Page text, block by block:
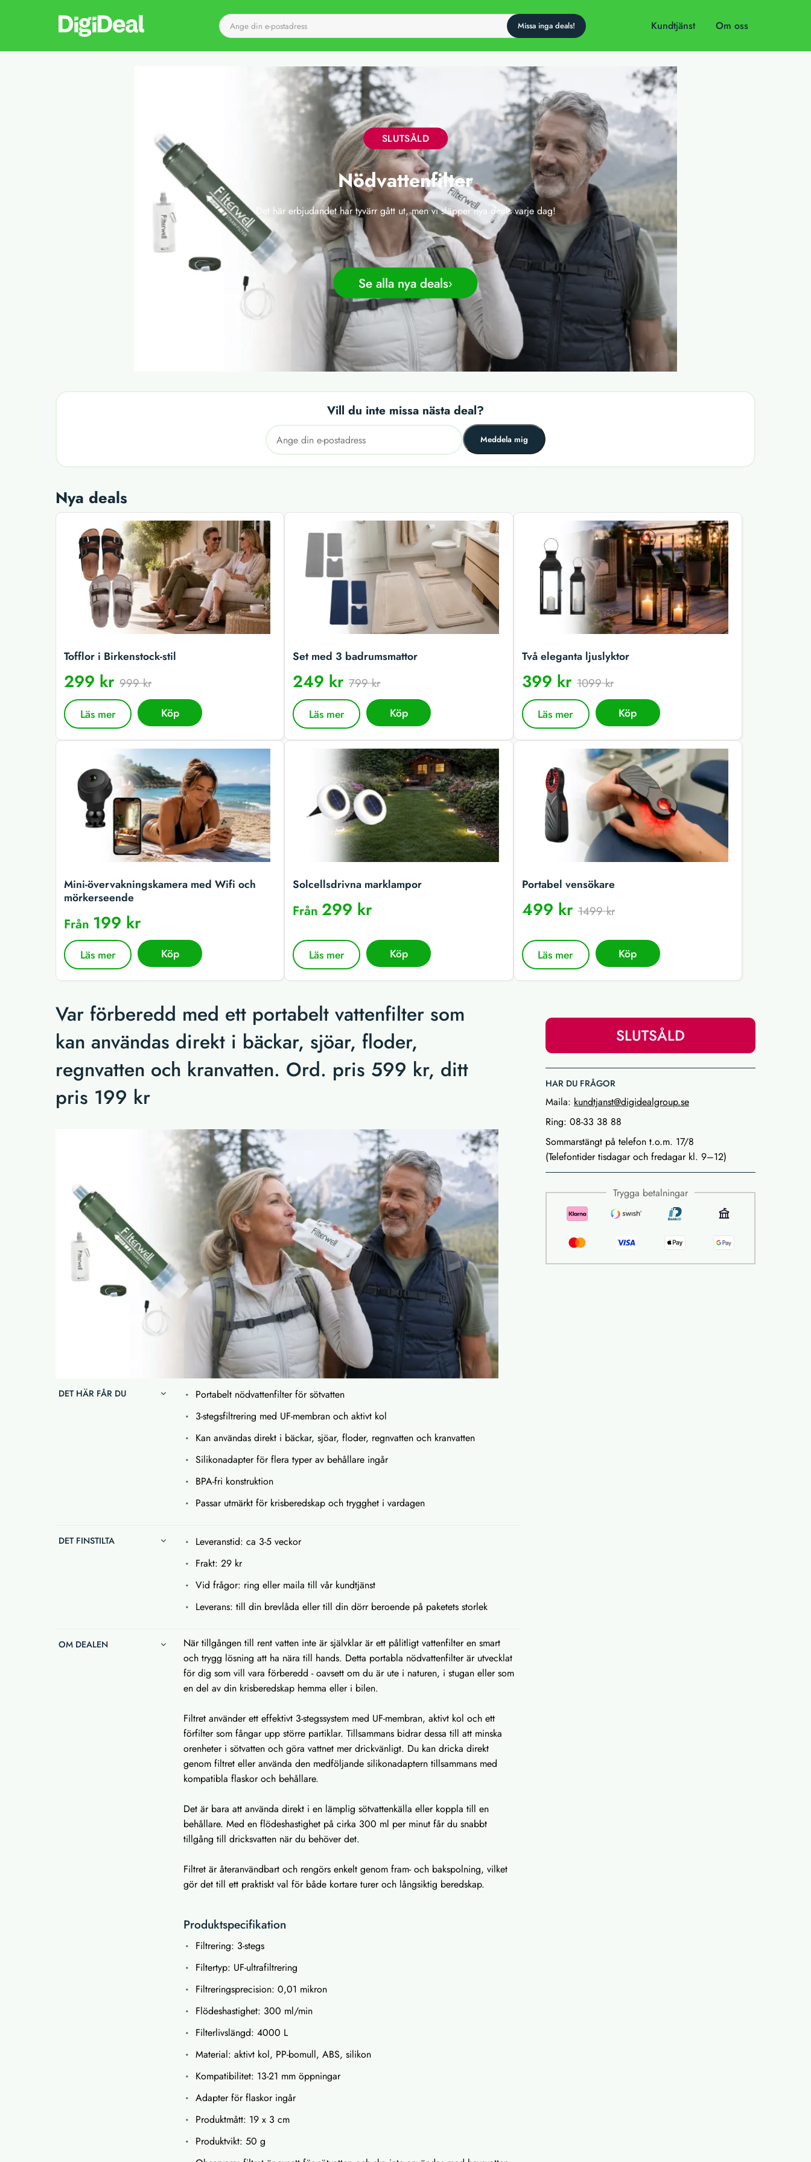
Till startsidan Kundtjänst Om oss
SLUTSÅLD
Nödvattenfilter
Det här erbjudandet har tyvärr gått ut, men vi släpper nya deals varje dag!
Se alla nya deals
Vill du inte missa nästa deal?
Meddela mig
Nya deals
Tofflor i Birkenstock-stil
299 kr 999 kr
Läs mer Köp
Set med 3 badrumsmattor
249 kr799 kr
Läs mer Köp
Två eleganta ljuslyktor
399 kr1099 kr
Läs mer Köp
Mini-övervakningskamera med Wifi och
mörkerseende
Från 199 kr
Läs mer Köp
Solcellsdrivna marklampor
Från299 kr
Läs mer Köp
Portabel vensökare
499 kr1499 kr
Läs mer Köp
Var förberedd med ett portabelt vattenfilter som
kan användas direkt i bäckar, sjöar, floder,
regnvatten och kranvatten. Ord. pris 599 kr, ditt
pris 199 kr
SLUTSÅLD
HAR DU FRÅGOR
Maila: kundtjanst@digidealgroup.se
Ring: 08-33 38 88
Sommarstängt på telefon t.o.m. 17/8
(Telefontider tisdagar och fredagar kl. 9–12)
Trygga betalningar
DET HÄR FÅR DU
Portabelt nödvattenfilter för sötvatten
3-stegsfiltrering med UF-membran och aktivt kol
Kan användas direkt i bäckar, sjöar, floder, regnvatten och kranvatten
Silikonadapter för flera typer av behållare ingår
BPA-fri konstruktion
Passar utmärkt för krisberedskap och trygghet i vardagen
DET FINSTILTA
Leveranstid: ca 3-5 veckor
Frakt: 29 kr
Vid frågor: ring eller maila till vår kundtjänst
Leverans: till din brevlåda eller till din dörr beroende på paketets storlek
OM DEALEN
När tillgången till rent vatten inte är självklar är ett pålitligt vattenfilter en smart
och trygg lösning att ha nära till hands. Detta portabla nödvattenfilter är utvecklat
för dig som vill vara förberedd - oavsett om du är ute i naturen, i stugan eller som
en del av din krisberedskap hemma eller i bilen.
Filtret använder ett effektivt 3-stegssystem med UF-membran, aktivt kol och ett
förfilter som fångar upp större partiklar. Tillsammans bidrar dessa till att minska
orenheter i sötvatten och göra vattnet mer drickvänligt. Du kan dricka direkt
genom filtret eller använda den medföljande silikonadaptern tillsammans med
kompatibla flaskor och behållare.
Det är bara att använda direkt i en lämplig sötvattenkälla eller koppla till en
behållare. Med en flödeshastighet på cirka 300 ml per minut får du snabbt
tillgång till dricksvatten när du behöver det.
Filtret är återanvändbart och rengörs enkelt genom fram- och bakspolning, vilket
gör det till ett praktiskt val för både kortare turer och långsiktig beredskap.
Produktspecifikation
Filtrering: 3-stegs
Filtertyp: UF-ultrafiltrering
Filtreringsprecision: 0,01 mikron
Flödeshastighet: 300 ml/min
Filterlivslängd: 4000 L
Material: aktivt kol, PP-bomull, ABS, silikon
Kompatibilitet: 13-21 mm öppningar
Adapter för flaskor ingår
Produktmått: 19 x 3 cm
Produktvikt: 50 g